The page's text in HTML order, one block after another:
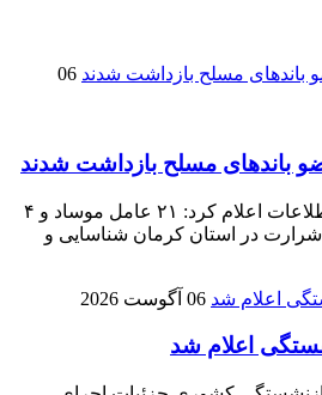
06
محمودآباد آنلاین : وزارت اطلاعات اعلام کرد: ۲۱ عامل موساد و ۴
در استان کرمان شناسایی و
06 آگوست 2026
اعلام شد